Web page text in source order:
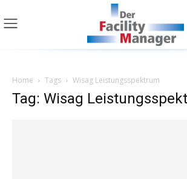
Home Tags Wisag Leistungsspektrum
Tag: Wisag